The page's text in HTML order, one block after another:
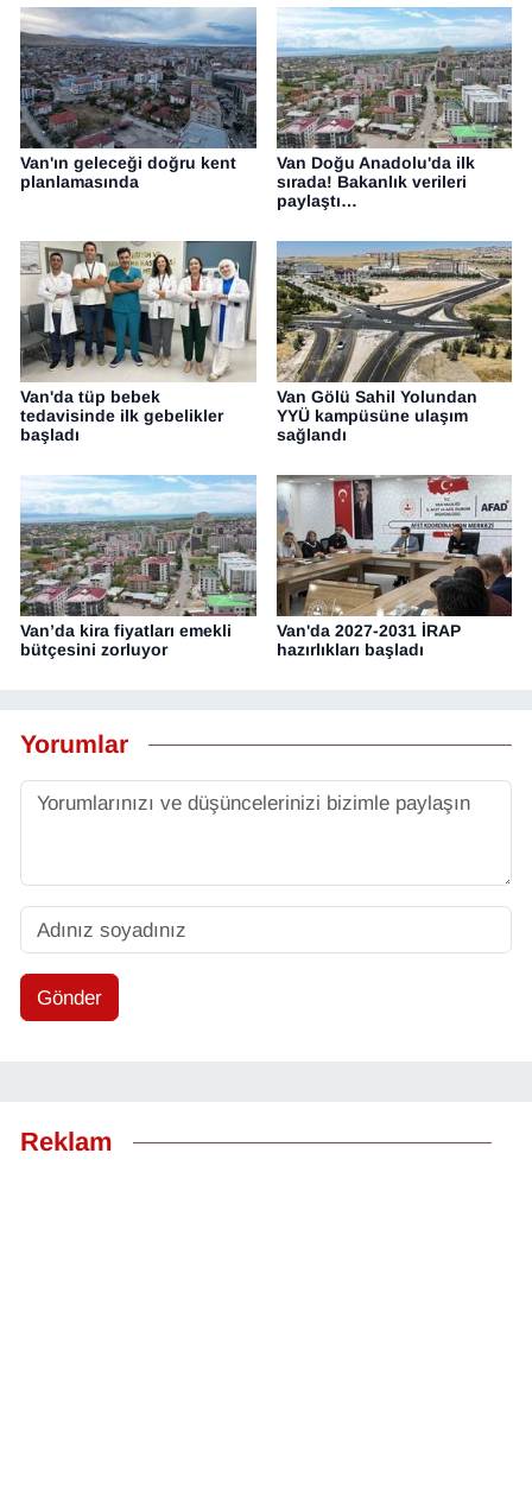
Van'ın geleceği doğru kent
planlamasında
Van Doğu Anadolu'da ilk
sırada! Bakanlık verileri
paylaştı…
Van'da tüp bebek
tedavisinde ilk gebelikler
başladı
Van Gölü Sahil Yolundan
YYÜ kampüsüne ulaşım
sağlandı
Van’da kira fiyatları emekli
bütçesini zorluyor
Van'da 2027-2031 İRAP
hazırlıkları başladı
Yorumlar
Gönder
Reklam